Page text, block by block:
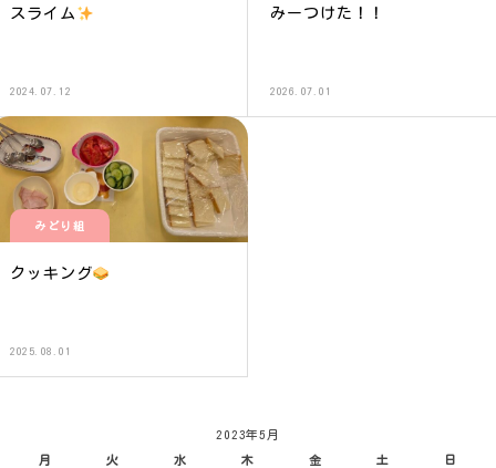
スライム
2024.07.12
みーつけた！！
2026.07.01
みどり組
クッキング
2025.08.01
2023年5月
月 火 水 木 金 土 日